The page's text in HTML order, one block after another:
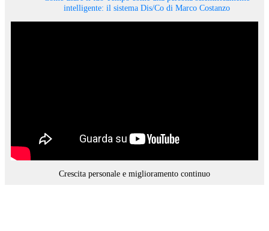
intelligente: il sistema Dis/Co di Marco Costanzo
Crescita personale e miglioramento continuo